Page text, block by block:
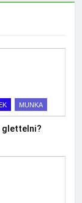
MUNKA
glettelni?